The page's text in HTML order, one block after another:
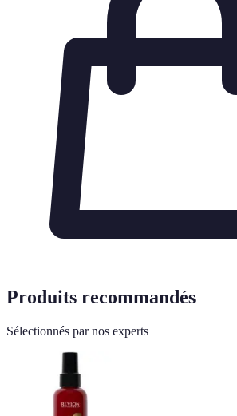
Produits recommandés
Sélectionnés par nos experts